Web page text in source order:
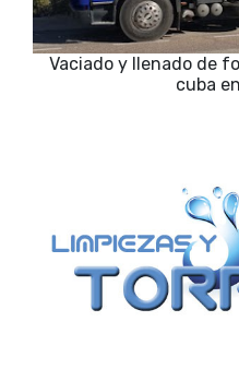
Vaciado y llenado de
cuba